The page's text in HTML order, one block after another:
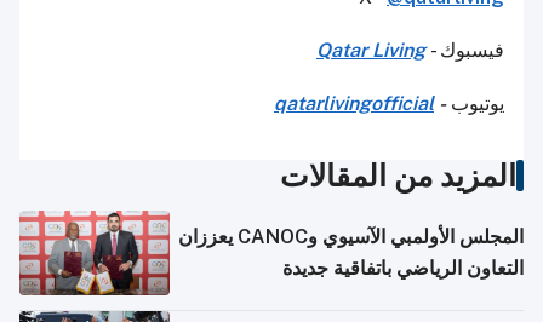
فيسبوك -Qatar Living
يوتيوب-
qatarlivingofficial
المزيد من المقالات
المجلس الأولمبي الآسيوي وCANOC يعززان
التعاون الرياضي باتفاقية جديدة